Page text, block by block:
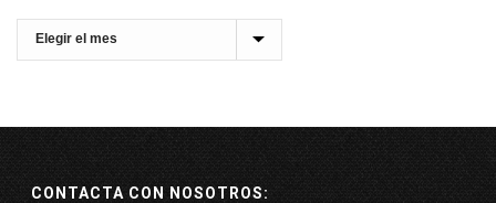
CONTACTA CON NOSOTROS: